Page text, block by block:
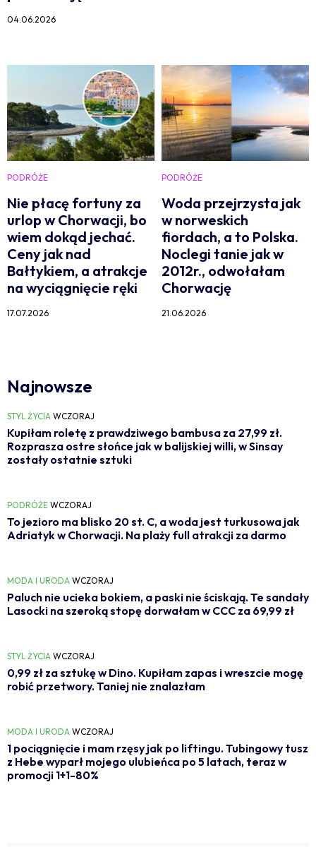
04.06.2026
PODRÓŻE
Nie płacę fortuny za
urlop w Chorwacji, bo
wiem dokąd jechać.
Ceny jak nad
Bałtykiem, a atrakcje
na wyciągnięcie ręki
17.07.2026
PODRÓŻE
Woda przejrzysta jak
w norweskich
fiordach, a to Polska.
Noclegi tanie jak w
2012r., odwołałam
Chorwację
21.06.2026
Najnowsze
STYL ŻYCIA WCZORAJ
Kupiłam roletę z prawdziwego bambusa za 27,99 zł.
Rozprasza ostre słońce jak w balijskiej willi, w Sinsay
zostały ostatnie sztuki
PODRÓŻE WCZORAJ
To jezioro ma blisko 20 st. C, a woda jest turkusowa jak
Adriatyk w Chorwacji. Na plaży full atrakcji za darmo
MODA I URODA WCZORAJ
Paluch nie ucieka bokiem, a paski nie ściskają. Te sandały
Lasocki na szeroką stopę dorwałam w CCC za 69,99 zł
STYL ŻYCIA WCZORAJ
0,99 zł za sztukę w Dino. Kupiłam zapas i wreszcie mogę
robić przetwory. Taniej nie znalazłam
MODA I URODA WCZORAJ
1 pociągnięcie i mam rzęsy jak po liftingu. Tubingowy tusz
z Hebe wyparł mojego ulubieńca po 5 latach, teraz w
promocji 1+1-80%